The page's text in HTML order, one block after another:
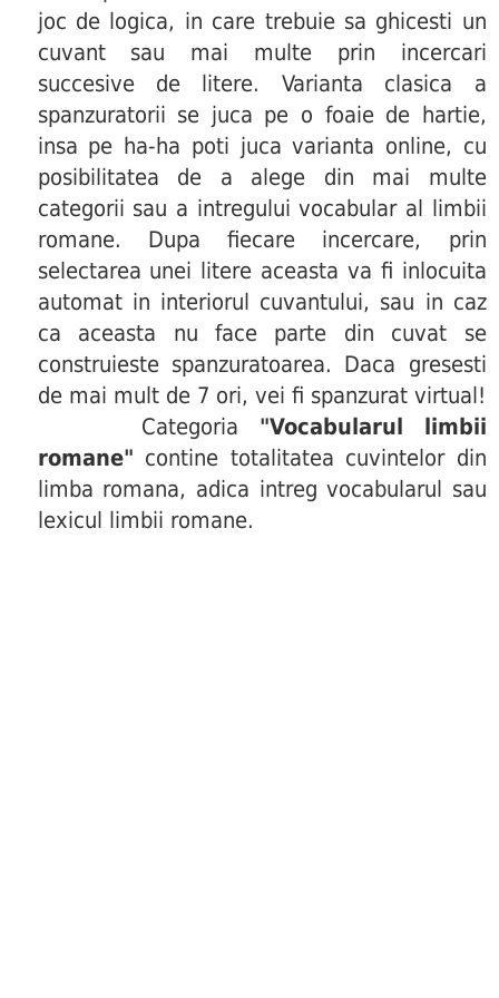
joc de logica, in care trebuie sa ghicesti un
cuvant sau mai multe prin incercari
succesive de litere. Varianta clasica a
spanzuratorii se juca pe o foaie de hartie,
insa pe ha-ha poti juca varianta online, cu
posibilitatea de a alege din mai multe
categorii sau a intregului vocabular al limbii
romane. Dupa fiecare incercare, prin
selectarea unei litere aceasta va fi inlocuita
automat in interiorul cuvantului, sau in caz
ca aceasta nu face parte din cuvat se
construieste spanzuratoarea. Daca gresesti
de mai mult de 7 ori, vei fi spanzurat virtual!
Categoria "Vocabularul limbii
romane" contine totalitatea cuvintelor din
limba romana, adica intreg vocabularul sau
lexicul limbii romane.